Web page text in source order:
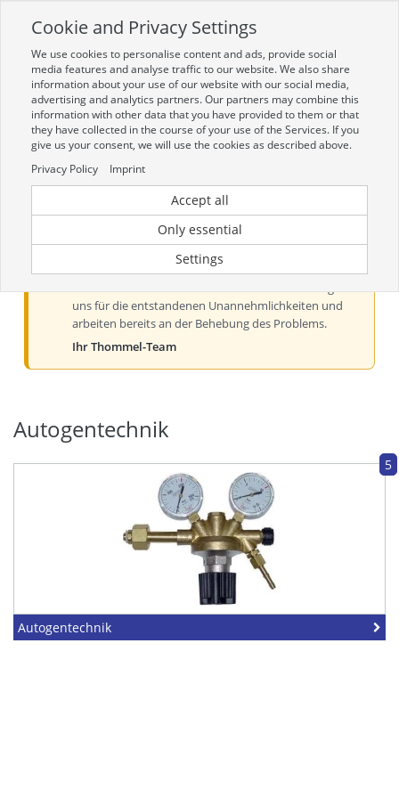
Zur mobilen Kompaktversion (Login erforderlich)
Toggle
navigation
Aktueller Hinweis zur Preis- und
Verfügbarkeitsanzeige
Liebe Kundinnen und Kunden, derzeit kann es bei der
Preis- und Verfügbarkeitsanzeige aus technischen
uns für die entstandenen Unannehmlichkeiten und
arbeiten bereits an der Behebung des Problems.
Ihr Thommel-Team
Autogentechnik
5
Autogentechnik
Cookie and Privacy Settings
We use cookies to personalise content and ads, provide social
media features and analyse traffic to our website. We also share
information about your use of our website with our social media,
advertising and analytics partners. Our partners may combine this
information with other data that you have provided to them or that
they have collected in the course of your use of the Services. If you
give us your consent, we will use the cookies as described above.
Privacy Policy
Imprint
Accept all
Only essential
Settings